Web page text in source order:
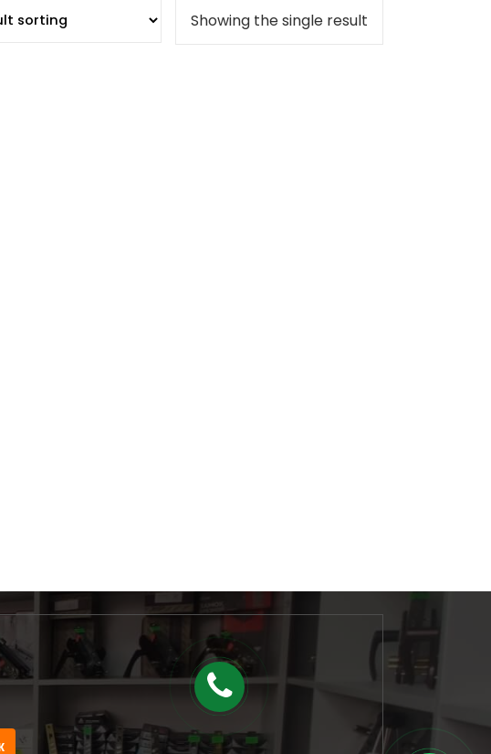
Showing the single result